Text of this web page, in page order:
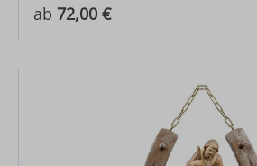
Regulärer Preis:
ab 72,00 €